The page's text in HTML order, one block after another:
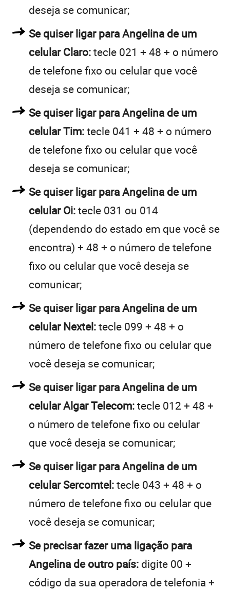
deseja se comunicar;
Se quiser ligar para Angelina de um
celular Claro:tecle 021 + 48 + o número
de telefone fixo ou celular que você
deseja se comunicar;
Se quiser ligar para Angelina de um
celular Tim:tecle 041 + 48 + o número
de telefone fixo ou celular que você
deseja se comunicar;
Se quiser ligar para Angelina de um
celular Oi:tecle 031 ou 014
(dependendo do estado em que você se
encontra) + 48 + o número de telefone
fixo ou celular que você deseja se
comunicar;
Se quiser ligar para Angelina de um
celular Nextel:tecle 099 + 48 + o
número de telefone fixo ou celular que
você deseja se comunicar;
Se quiser ligar para Angelina de um
celular Algar Telecom:tecle 012 + 48 +
o número de telefone fixo ou celular
que você deseja se comunicar;
Se quiser ligar para Angelina de um
celular Sercomtel:tecle 043 + 48 + o
número de telefone fixo ou celular que
você deseja se comunicar;
Se precisar fazer uma ligação para
Angelina de outro país: digite 00 +
código da sua operadora de telefonia +